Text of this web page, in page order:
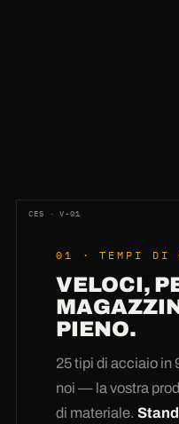
CES · V-01
01 · TEMPI DI
VELOCI,
PIENO.
25 tipi di acciaio in
noi — la vostra
di materiale.